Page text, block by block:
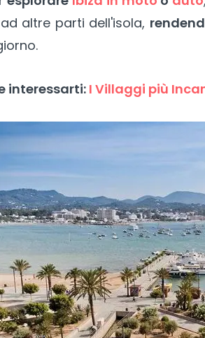
altre parti dell'isola,
interessarti: I Villaggi più